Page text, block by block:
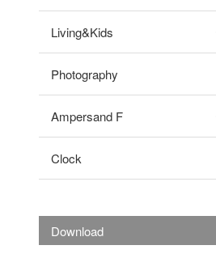
Living&Kids
Photography
Ampersand F
Clock
Download